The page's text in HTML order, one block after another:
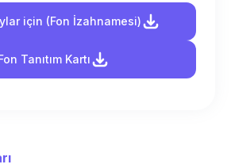
için (Fon İzahnamesi)
Tanıtım Kartı